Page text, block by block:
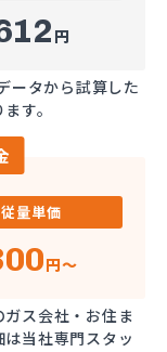
円
ータから試算した
す。
従量単価
円～
ス会社・お住ま
当社専門スタッ